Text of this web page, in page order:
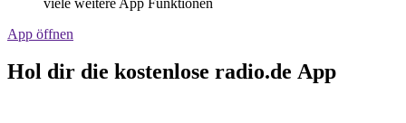
App öffnen
Hol dir die kostenlose radio.de App